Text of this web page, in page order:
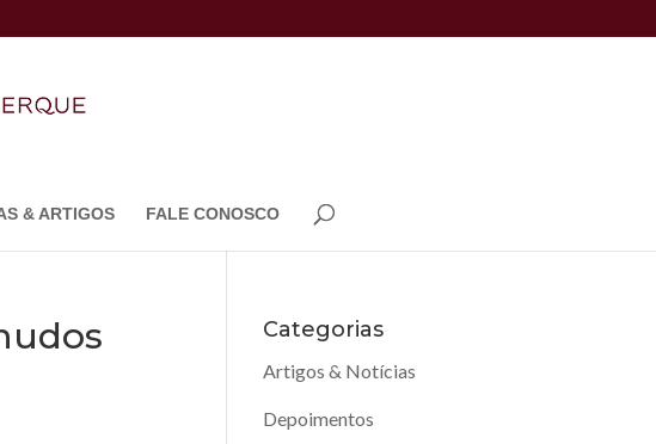
& ARTIGOS FALE CONOSCO
Categorias
Artigos & Notícias
Depoimentos